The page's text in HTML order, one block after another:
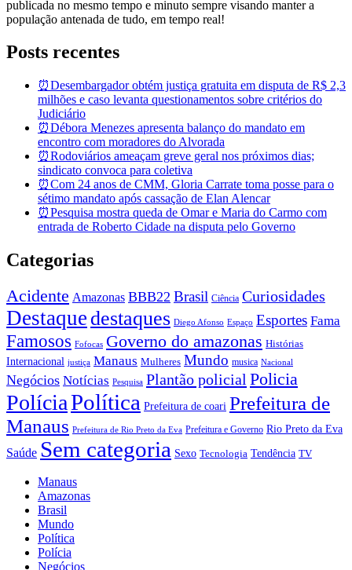
publicada no mesmo tempo e minuto sempre visando manter a
população antenada de tudo, em tempo real!
Posts recentes
⏰Desembargador obtém justiça gratuita em disputa de R$ 2,3
milhões e caso levanta questionamentos sobre critérios do
Judiciário
⏰Débora Menezes apresenta balanço do mandato em
encontro com moradores do Alvorada
⏰Rodoviários ameaçam greve geral nos próximos dias;
sindicato convoca para coletiva
⏰Com 24 anos de CMM, Gloria Carrate toma posse para o
sétimo mandato após cassação de Elan Alencar
⏰Pesquisa mostra queda de Omar e Maria do Carmo com
entrada de Roberto Cidade na disputa pelo Governo
Categorias
Acidente Amazonas BBB22 Brasil Ciência Curiosidades
Destaque destaques Diego Afonso Espaço Esportes Fama
Famosos Fofocas Governo do amazonas Histórias
Internacional justiça Manaus Mulheres Mundo musica Nacional
Negócios Notícias Pesquisa Plantão policial Policia
PolíciaPolítica Prefeitura de coari Prefeitura de
Manaus Prefeitura de Rio Preto da Eva Prefeitura e Governo Rio Preto da Eva
Saúde Sem categoria Sexo Tecnologia Tendência TV
Manaus
Amazonas
Brasil
Mundo
Política
Polícia
Negócios